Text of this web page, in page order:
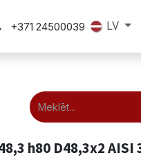
+371 24500039 LV
h80 D48,3x2 AISI